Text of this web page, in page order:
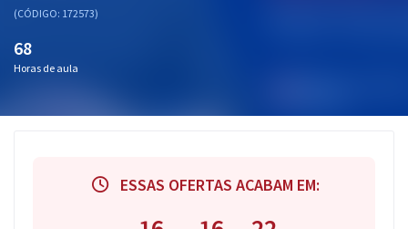
Blog
(CÓDIGO: 172573)
68
Horas de aula
ESSAS OFERTAS ACABAM EM: